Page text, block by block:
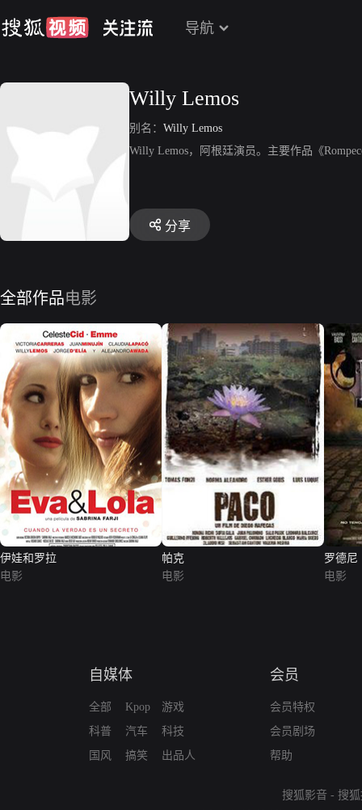
导航
Willy Lemos
别名： Willy Lemos
Willy Lemos，阿根廷演员。主要作品《
分享
全部作品电影
伊娃和罗拉
电影
帕克
电影
罗德尼
电影
自媒体
全部
科普
国风
Kpop
汽车
搞笑
游戏
科技
出品人
会员
会员特权
会员剧场
帮助
搜狐影音 - 搜